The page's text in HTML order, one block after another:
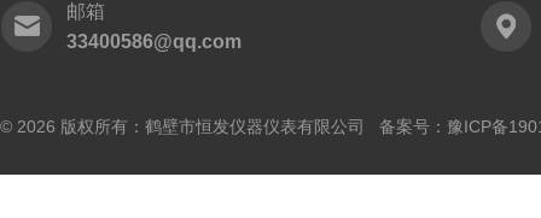
邮箱
33400586@qq.com
© 2026 版权所有：鹤壁市恒发仪器仪表有限公司 备案号： 豫ICP备